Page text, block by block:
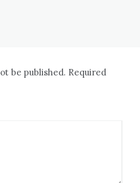
be published. Required